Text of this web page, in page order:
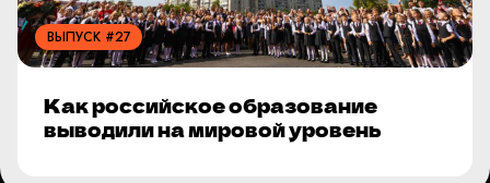
ВЫПУСК #27
Как российское образование
выводили на мировой уровень